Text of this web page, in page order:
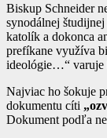
Biskup Schneider
synodálnej
katolík a dokonca
prefíkane využíva
ideológie…“ varuje
Najviac ho šokuje
dokumentu cíti
Dokument podľa